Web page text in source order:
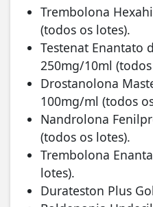
Trembolona
(todos os lotes).
Testenat Enantato
250mg/10ml
Drostanolona
100mg/ml (todos
Nandrolona
(todos os lotes).
Trembolona
lotes).
Durateston Plus